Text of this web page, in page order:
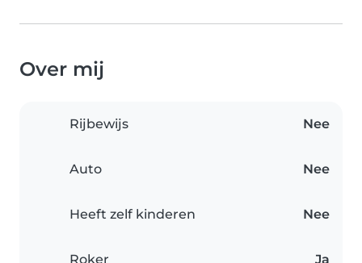
Over mij
Rijbewijs Nee
Auto Nee
Heeft zelf kinderen Nee
Roker Ja